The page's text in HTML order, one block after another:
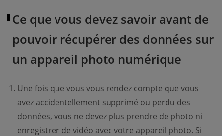
Ce que vous devez savoir avant de
pouvoir récupérer des données sur
un appareil photo numérique
Une fois que vous vous rendez compte que vous
avez accidentellement supprimé ou perdu des
données, vous ne devez plus prendre de photo ni
enregistrer de vidéo avec votre appareil photo. Si